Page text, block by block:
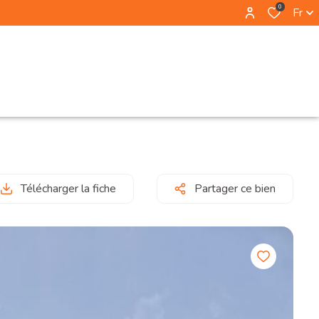
0 Fr
Télécharger la fiche Partager ce bien